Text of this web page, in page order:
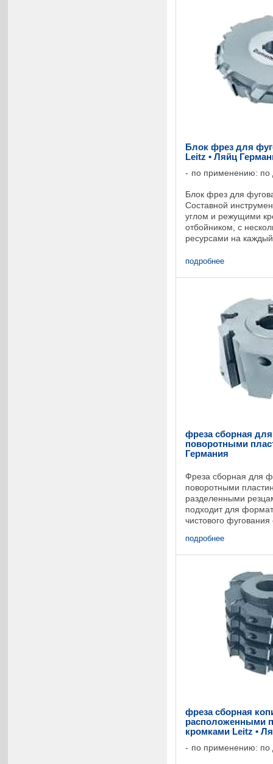
Блок фрез для
Leitz • Ляйц
по применению: по
Блок фрез для
Составной
углом и режущими
отбойником, с
ресурсами на
попутном и ...
подробнее
фреза сборная
поворотными
Германия
Фреза сборная для
поворотными
разделенными
подходит для
чистового
подробнее
фреза сборная
расположенными
кромками Leitz •
по применению: по